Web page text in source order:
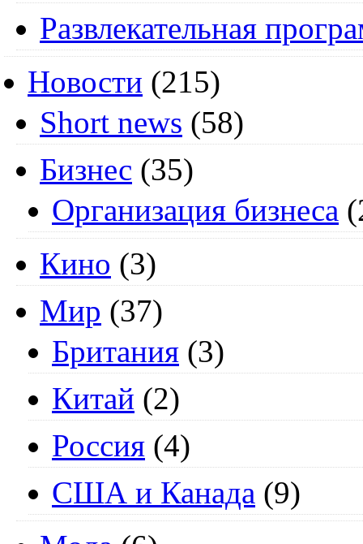
Развлекательная
Новости (215)
Short news (58)
Бизнес (35)
Организация бизнеса
Кино (3)
Мир (37)
Британия (3)
Китай (2)
Россия (4)
США и Канада (9)